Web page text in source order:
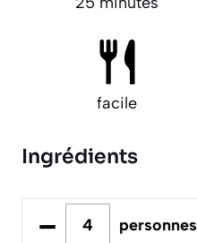
facile
Ingrédients
– personnes